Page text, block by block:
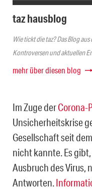
taz hausblog
Wie tickt die taz? Das Blog
Kontroversen und aktuellen
mehr über diesen blog
Im Zuge derCorona-
Unsicherheitskrise
Gesellschaft seit
nicht kannte. Es
Ausbruch des Virus,
Antworten.